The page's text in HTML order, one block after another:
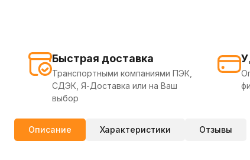
Быстрая доставка
Транспортными компаниями ПЭК,
СДЭК, Я-Доставка или на Ваш
выбор
Описание Характеристики Отзывы